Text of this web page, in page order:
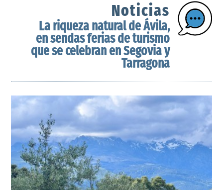
Noticias
La riqueza natural de Ávila,
en sendas ferias de turismo
que se celebran en Segovia y
Tarragona